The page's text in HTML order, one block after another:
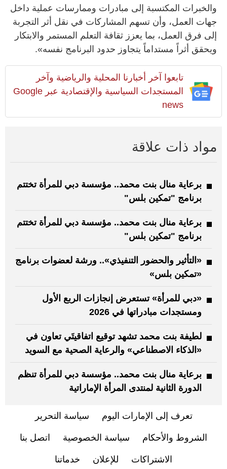
والخبرات المكتسبة إلى مبادرات وممارسات عملية داخل
جهات العمل، وأن تسهم المشاركات في نقل أثر التجربة
إلى فرق العمل، بما يعزز ثقافة التعلم المستمر والابتكار
ويحقق أثراً مستداماً يتجاوز حدود البرنامج نفسه».
تابعوا آخر أخبارنا المحلية والرياضية وآخر
المستجدات السياسية والإقتصادية عبر Google
news
مواد ذات علاقة
برعاية منال بنت محمد.. مؤسسة دبي للمرأة تختتم
برنامج "تمكين بلس"
برعاية منال بنت محمد.. مؤسسة دبي للمرأة تختتم
برنامج "تمكين بلس"
«التأثير والحضور التنفيذي».. ورشة لعضوات برنامج
«تمكين بلس»
«دبي للمرأة» تستعرض إنجازات الربع الأول
ومستجدات مبادراتها في 2026
لطيفة بنت محمد تشهد توقيع اتفاقيتَي تعاون في
«الذكاء الاصطناعي» والرعاية الصحية مع السويد
برعاية منال بنت محمد.. مؤسسة دبي للمرأة تنظم
الدورة الثانية لمنتدى المرأة الإماراتية
تعرف إلى الإمارات اليوم سياسة التحرير
الشروط والأحكام سياسة الخصوصية اتصل بنا
الاشتراكات للإعلان خدماتنا